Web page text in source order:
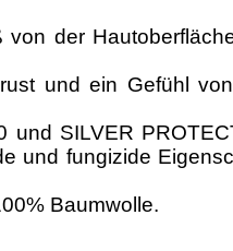
der
und ein Gefühl
SILVER
und fungizide
Baumwolle.